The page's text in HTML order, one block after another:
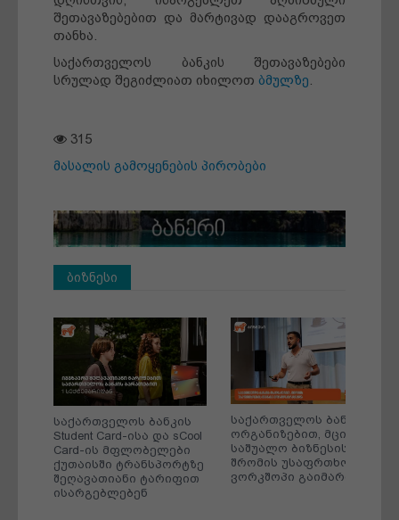
შეთავაზებებით და მარტივად დააგროვეთ
თანხა.
საქართველოს ბანკის შეთავაზებები
სრულად შეგიძლიათ იხილოთ ბმულზე.
315
მასალის გამოყენების პირობები
ბიზნესი
საქართველოს ბანკის
Student Card-ისა და sCool
Card-ის მფლობელები
ქუთაისში ტრანსპორტზე
შეღავათიანი ტარიფით
ისარგებლებენ
საქართველოს ბანკის
ორგანიზებით, მცირე და
საშუალო ბიზნესისთვის
შრომის უსაფრთხოების
ვორკშოპი გაიმართა